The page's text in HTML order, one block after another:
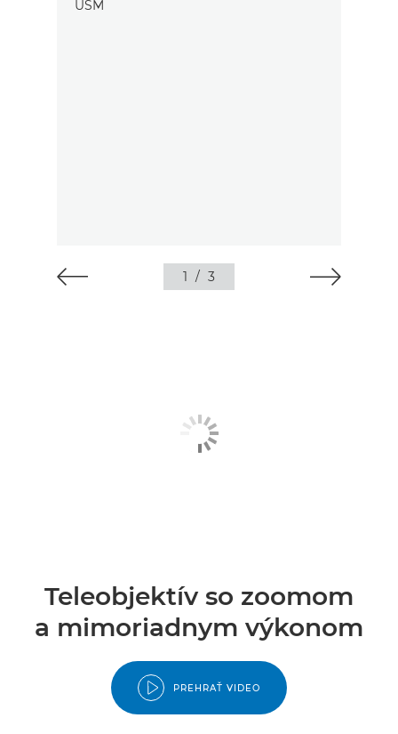
1 / 3
Teleobjektív so zoomom
a mimoriadnym výkonom
PREHRAŤ VIDEO